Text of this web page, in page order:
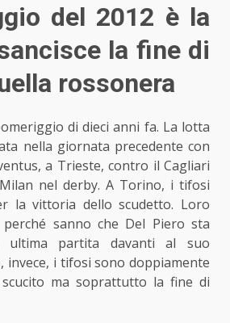
del 2012 è la
la fine di
rossonera
di dieci anni fa. La lotta
nella giornata precedente con
a Trieste, contro il Cagliari
nel derby. A Torino, i tifosi
la vittoria dello scudetto. Loro
sanno che Del Piero sta
ultima partita davanti al suo
invece, i tifosi sono doppiamente
ma soprattutto la fine di